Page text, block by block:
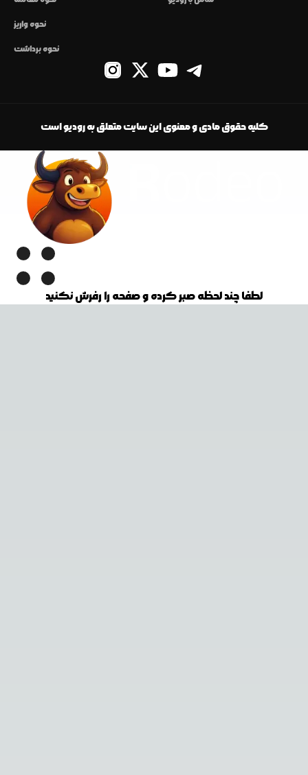
نحوه واریز
نحوه برداشت
کلیه حقوق مادی و معنوی این سایت متعلق به رودیو است
لطفا چند لحظه صبر کرده و صفحه را رفرش نکنید